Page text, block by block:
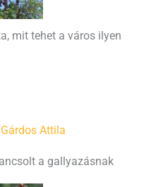
mit tehet a város ilyen
Gárdos Attila
a gallyazásnak